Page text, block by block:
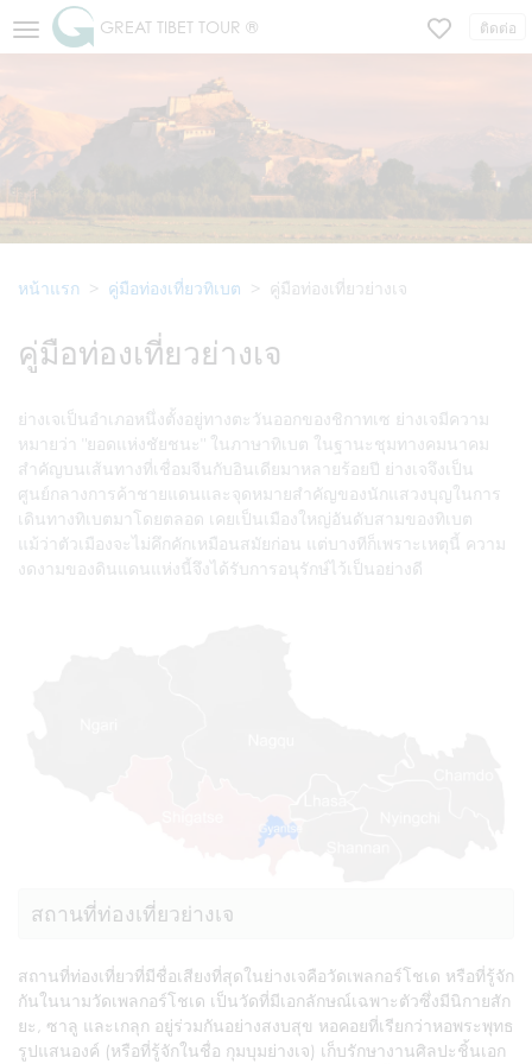
GREAT TIBET TOUR ® ติดต่อ
หน้าแรก คู่มือท่องเที่ยวทิเบต คู่มือท่องเที่ยวย่างเจ
คู่มือท่องเที่ยวย่างเจ
ย่างเจเป็นอำเภอหนึ่งตั้งอยู่ทางตะวันออกของชิกาทเซ ย่างเจมีความ
หมายว่า "ยอดแห่งชัยชนะ" ในภาษาทิเบต ในฐานะชุมทางคมนาคม
สำคัญบนเส้นทางที่เชื่อมจีนกับอินเดียมาหลายร้อยปี ย่างเจจึงเป็น
ศูนย์กลางการค้าชายแดนและจุดหมายสำคัญของนักแสวงบุญในการ
เดินทางทิเบตมาโดยตลอด เคยเป็นเมืองใหญ่อันดับสามของทิเบต
แม้ว่าตัวเมืองจะไม่คึกคักเหมือนสมัยก่อน แต่บางทีก็เพราะเหตุนี้ ความ
งดงามของดินแดนแห่งนี้จึงได้รับการอนุรักษ์ไว้เป็นอย่างดี
สถานที่ท่องเที่ยวย่างเจ
สถานที่ท่องเที่ยวที่มีชื่อเสียงที่สุดในย่างเจคือวัดเพลกอร์โชเด หรือที่รู้จัก
กันในนามวัดเพลกอร์โชเด เป็นวัดที่มีเอกลักษณ์เฉพาะตัวซึ่งมีนิกายสัก
ยะ, ซาลู และเกลุก อยู่ร่วมกันอย่างสงบสุข หอคอยที่เรียกว่าหอพระพุทธ
รูปแสนองค์ (หรือที่รู้จักในชื่อ กุมบุมย่างเจ) เก็บรักษางานศิลปะชิ้นเอก